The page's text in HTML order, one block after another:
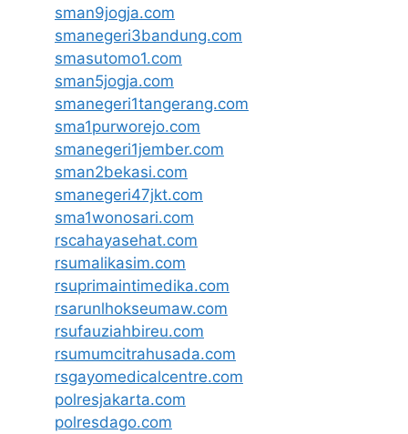
sman9jogja.com
smanegeri3bandung.com
smasutomo1.com
sman5jogja.com
smanegeri1tangerang.com
sma1purworejo.com
smanegeri1jember.com
sman2bekasi.com
smanegeri47jkt.com
sma1wonosari.com
rscahayasehat.com
rsumalikasim.com
rsuprimaintimedika.com
rsarunlhokseumaw.com
rsufauziahbireu.com
rsumumcitrahusada.com
rsgayomedicalcentre.com
polresjakarta.com
polresdago.com